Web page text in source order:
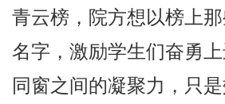
青云榜，院方想以榜上
名字，激励学生们奋勇
同窗之间的凝聚力，只